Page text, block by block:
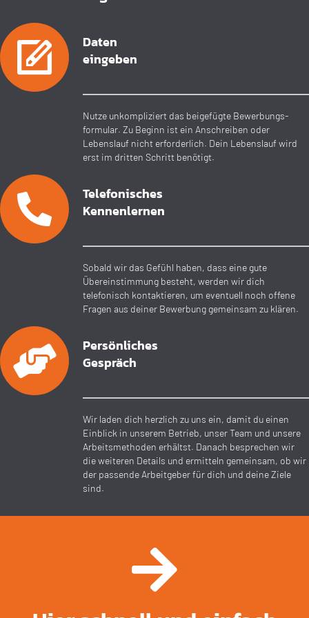
Daten
eingeben
Nutze unkompliziert das beigefügte Bewerbungs­
formular. Zu Beginn ist ein Anschreiben oder
Lebenslauf nicht erforderlich. Dein Lebenslauf wird
erst im dritten Schritt benötigt.
Telefoni­sches
Kennen­lernen
Sobald wir das Gefühl haben, dass eine gute
Übereinstimmung besteht, werden wir dich
telefonisch kontaktieren, um eventuell noch offene
Fragen aus deiner Bewerbung gemeinsam zu klären.
Persönliches
Gespräch
Wir laden dich herzlich zu uns ein, damit du einen
Einblick in unserem Betrieb, unser Team und unsere
Arbeits­methoden erhältst. Danach besprechen wir
die weiteren Details und ermitteln gemeinsam, ob wir
der passende Arbeit­geber für dich und deine Ziele
sind.